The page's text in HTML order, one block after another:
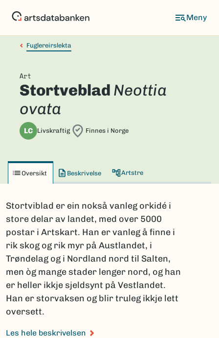
Fuglereirslekta
Art
Stortveblad Neottia
ovata
LC Livskraftig Finnes i Norge
Oversikt Beskrivelse Artstre
Stortviblad er ein nokså vanleg orkidé i
store delar av landet, med over 5000
postar i Artskart. Han er vanleg å finne i
rik skog og rik myr på Austlandet, i
Trøndelag og i Nordland nord til Salten,
men òg mange stader lenger nord, og han
er heller ikkje sjeldsynt på Vestlandet.
Han er storvaksen og blir truleg ikkje lett
oversett.
Les hele beskrivelsen